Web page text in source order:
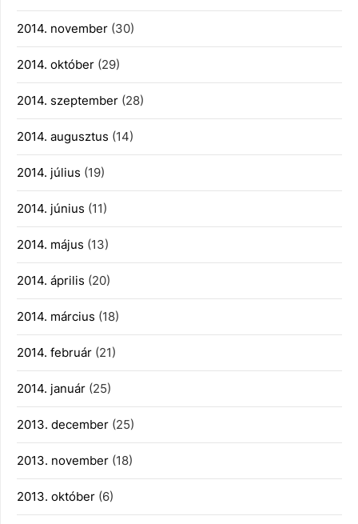
2014. november (30)
2014. október (29)
2014. szeptember (28)
2014. augusztus (14)
2014. július (19)
2014. június (11)
2014. május (13)
2014. április (20)
2014. március (18)
2014. február (21)
2014. január (25)
2013. december (25)
2013. november (18)
2013. október (6)